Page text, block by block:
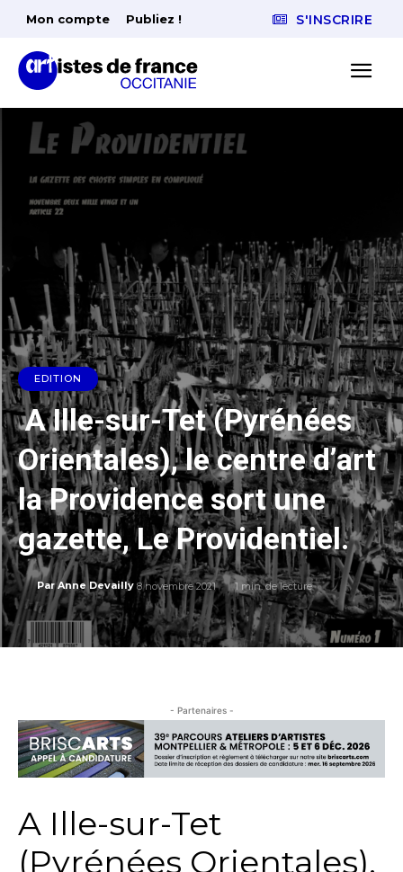
Mon compte Publiez ! S'INSCRIRE
EDITION
A Ille-sur-Tet (Pyrénées
Orientales), le centre d’art
la Providence sort une
gazette, Le Providentiel.
Par Anne Devailly 8 novembre 2021 1 min. de lecture
- Partenaires -
A Ille-sur-Tet
(Pyrénées Orientales),